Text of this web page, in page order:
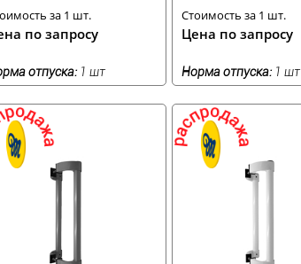
за 1 шт.
по запросу
отпуска:1 шт
Стоимость за 1 шт.
Цена по запросу
Норма отпуска:1 шт